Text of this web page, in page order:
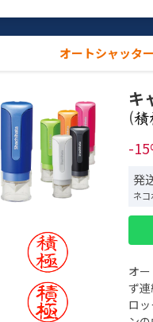
オートシャッタ
キ
(
-
発
ネコ
オ
ず連
ロ